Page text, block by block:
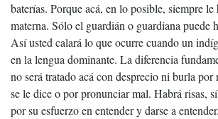
baterías. Porque acá, en lo posible, siempre le
materna. Sólo el guardián o guardiana puede
Así usted calará lo que ocurre cuando un
en la lengua dominante. La diferencia
no será tratado acá con desprecio ni burla por
se le dice o por pronunciar mal. Habrá risas,
por su esfuerzo en entender y darse a